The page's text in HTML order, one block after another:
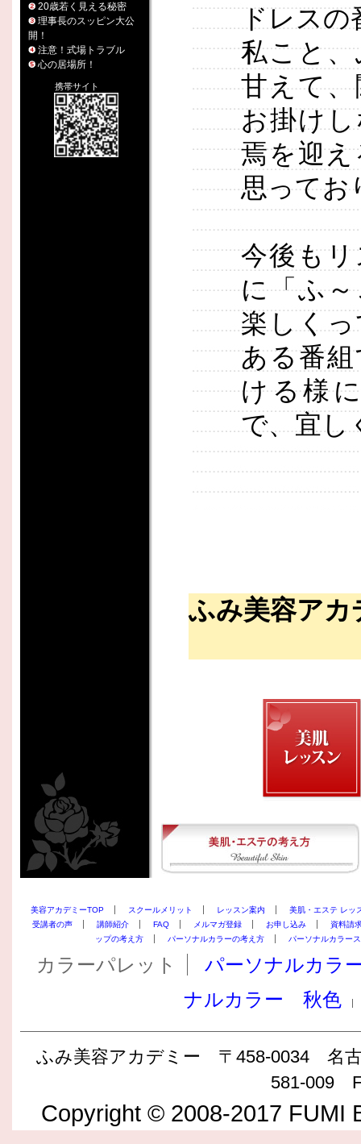
20歳若く見える秘密
理事長のスッピン大公
開！
注意！式場トラブル
心の居場所！
携帯サイト
ドレスの
私こと
甘えて
お掛け
焉を迎
思ってお
今後も
に「ふ
楽しく
ある番
ける様
で、宜し
ふみ美容アカ
美容アカデミーTOP スクールメリット レッスン案内
美肌・エステ レッ
受講者の声
講師紹介 FAQ メルマガ登録 お申し込み
資料請
ップの考え方
パーソナルカラーの考え方 パーソナルカラー
カラーパレット
パーソナルカラ
ナルカラー 秋色
ふみ美容アカデミー 〒458-0034 名
581-009
Copyright © 2008-2017 FUMI